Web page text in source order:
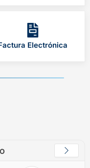
Electrónica